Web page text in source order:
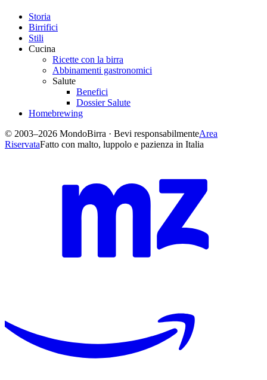
Storia
Birrifici
Stili
Cucina
Ricette con la birra
Abbinamenti gastronomici
Salute
Benefici
Dossier Salute
Homebrewing
© 2003–2026 MondoBirra · Bevi responsabilmenteArea
RiservataFatto con malto, luppolo e pazienza in Italia